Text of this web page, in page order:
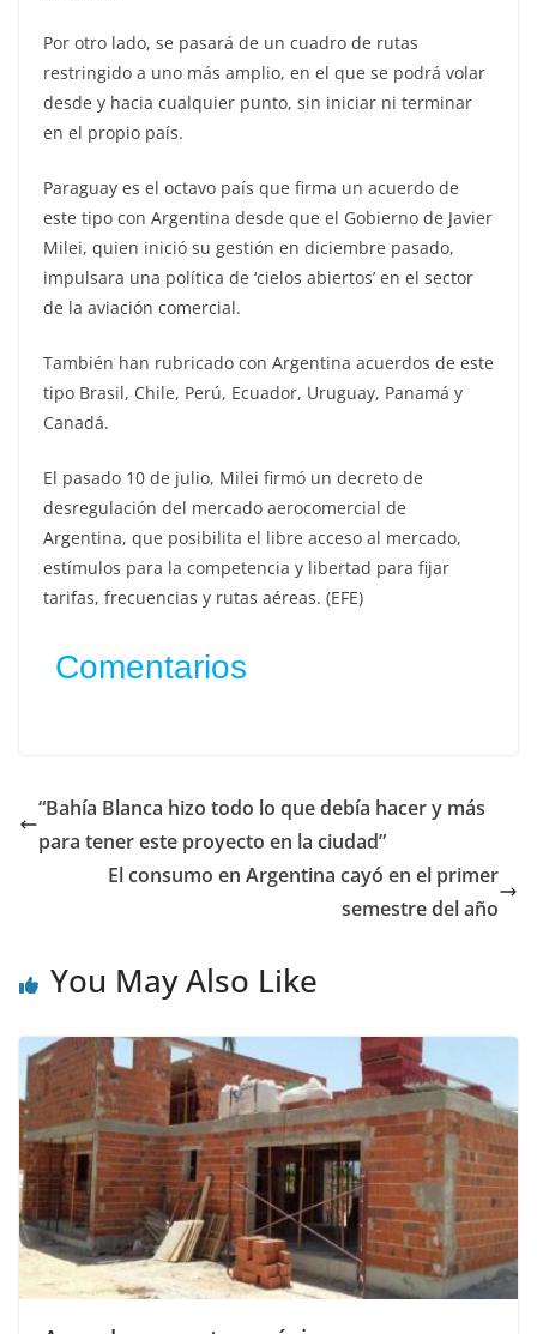
Por otro lado, se pasará de un cuadro de rutas
restringido a uno más amplio, en el que se podrá volar
desde y hacia cualquier punto, sin iniciar ni terminar
en el propio país.
Paraguay es el octavo país que firma un acuerdo de
este tipo con Argentina desde que el Gobierno de Javier
Milei, quien inició su gestión en diciembre pasado,
impulsara una política de ‘cielos abiertos’ en el sector
de la aviación comercial.
También han rubricado con Argentina acuerdos de este
tipo Brasil, Chile, Perú, Ecuador, Uruguay, Panamá y
Canadá.
El pasado 10 de julio, Milei firmó un decreto de
desregulación del mercado aerocomercial de
Argentina, que posibilita el libre acceso al mercado,
estímulos para la competencia y libertad para fijar
tarifas, frecuencias y rutas aéreas. (EFE)
Comentarios
“Bahía Blanca hizo todo lo que debía hacer y más
para tener este proyecto en la ciudad”
El consumo en Argentina cayó en el primer
semestre del año
You May Also Like